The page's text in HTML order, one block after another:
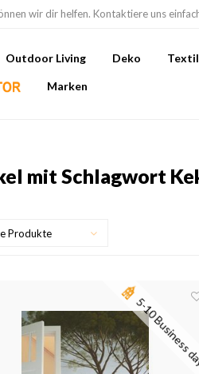
wir dir helfen. Kontaktiere uns
Outdoor Living Deko Textil
Marken
mit Schlagwort
Produkte
5-10 Business days